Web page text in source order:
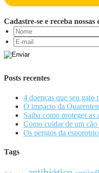
Cadastre-se e receba nossas
Posts recentes
4 doenças que seu gato
O impacto da
Saiba como proteger as
Como cuidar de um cão
Os perigos da
Tags